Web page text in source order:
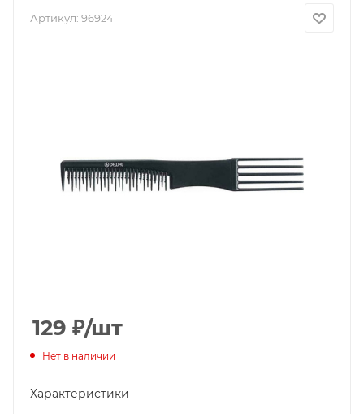
Артикул: 96924
129 ₽/шт
Нет в наличии
Характеристики